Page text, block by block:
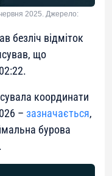
2025. Джерело:
безліч відміток
що
координати
– зазначається,
бурова